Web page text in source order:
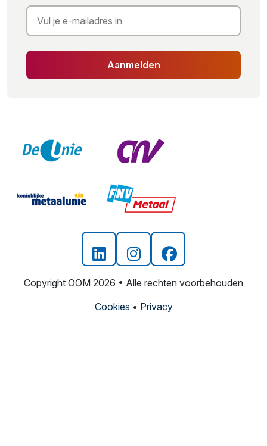
Aanmelden
Copyright OOM 2026 • Alle rechten voorbehouden
Cookies • Privacy